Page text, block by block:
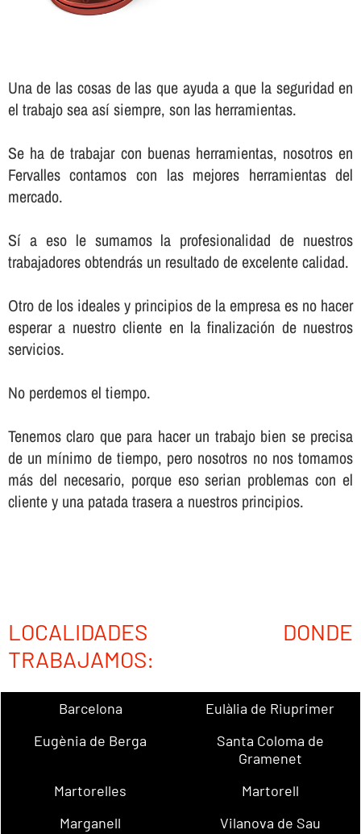
Una de las cosas de las que ayuda a que la seguridad en
el trabajo sea así­ siempre, son las herramientas.
Se ha de trabajar con buenas herramientas, nosotros en
Fervalles contamos con las mejores herramientas del
mercado.
Sí­ a eso le sumamos la profesionalidad de nuestros
trabajadores obtendrás un resultado de excelente calidad.
Otro de los ideales y principios de la empresa es no hacer
esperar a nuestro cliente en la finalización de nuestros
servicios.
No perdemos el tiempo.
Tenemos claro que para hacer un trabajo bien se precisa
de un mí­nimo de tiempo, pero nosotros no nos tomamos
más del necesario, porque eso serian problemas con el
cliente y una patada trasera a nuestros principios.
LOCALIDADES DONDE
TRABAJAMOS:
Barcelona
Eulàlia de Riuprimer
Eugènia de Berga
Santa Coloma de
Gramenet
Martorelles
Martorell
Marganell
Vilanova de Sau